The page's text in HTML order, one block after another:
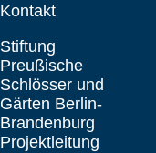
Kontakt
Stiftung
Preußische
Schlösser und
Gärten Berlin-
Brandenburg
Projektleitung